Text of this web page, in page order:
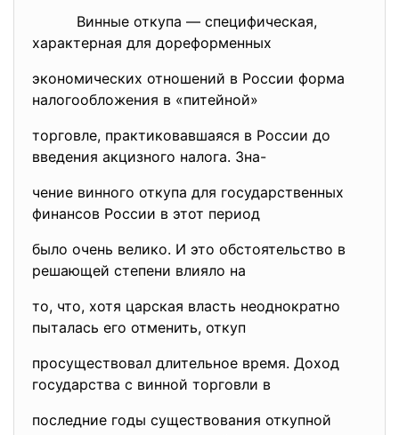
Винные откупа — специфическая,
характерная для дореформенных
экономических отношений в России форма
налогообложения в «питейной»
торговле, практиковавшаяся в России до
введения акцизного налога. Зна-
чение винного откупа для государственных
финансов России в этот период
было очень велико. И это обстоятельство в
решающей степени влияло на
то, что, хотя царская власть неоднократно
пыталась его отменить, откуп
просуществовал длительное время. Доход
государства с винной торговли в
последние годы существования откупной